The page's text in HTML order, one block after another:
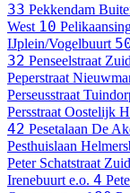
33 Pekkendam
West 10
IJplein/Vogelbuurt
32 Penseelstraat
Peperstraat
Perseusstraat
Persstraat Oostelijk
42 Pesetalaan De
Pesthuislaan
Peter Schatstraat
Irenebuurt e.o. 4